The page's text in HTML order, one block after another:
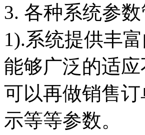
3. 各种系统参
1).系统提供丰
能够广泛的适
可以再做销售
示等等参数。